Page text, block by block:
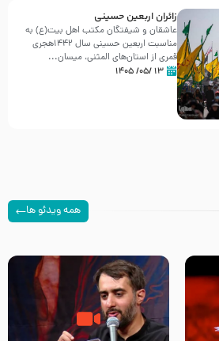
زائران اربعین حسینی
عاشقان و شیفتگان مکتب اهل بیت(ع) به
مناسبت اربعین حسینی سال ۱۴۴۲هجری
قمری از استان‌های المثنی، میسان...
۱۳ /۰۵/ ۱۴۰۵
همه ویدئو ها